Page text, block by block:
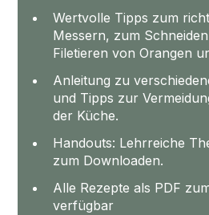
Wertvolle Tipps zum
Messern, zum
Filetieren von Orangen
Anleitung zu
und Tipps zur
der Küche.
Handouts: Lehrreiche
zum Downloaden.
Alle Rezepte als PDF
verfügbar